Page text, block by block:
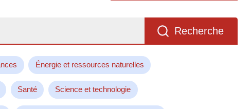
Recherche
Énergie et ressources naturelles
Santé Science et technologie